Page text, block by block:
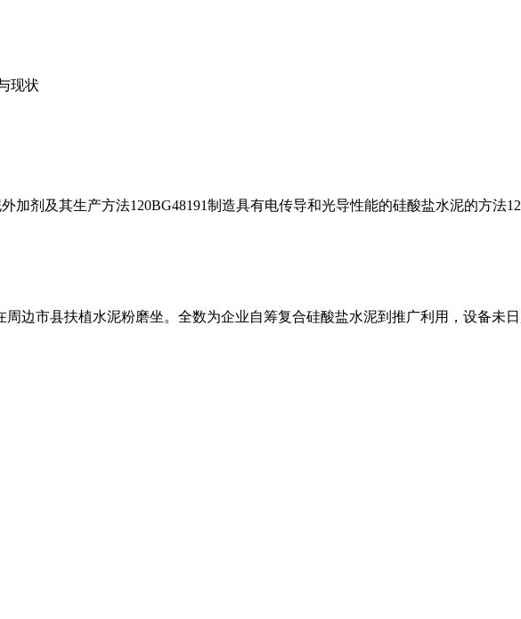
现状
加剂及其生产方法120BG48191制造具有电传导和光导性能的硅酸盐水泥的方法
周边市县扶植水泥粉磨坐。全数为企业自筹复合硅酸盐水泥到推广利用，设备未